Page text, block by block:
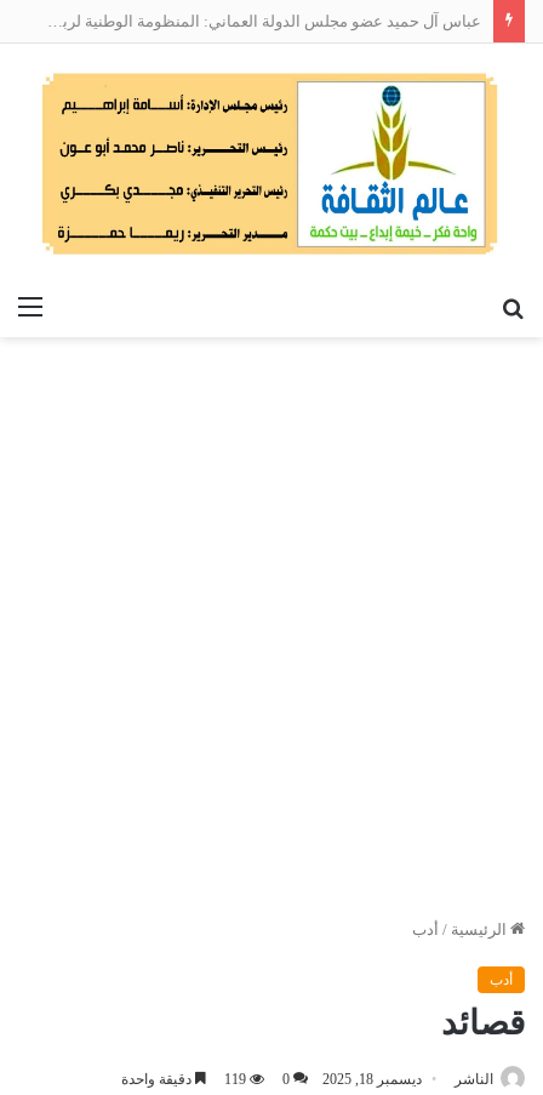
عباس آل حميد عضو مجلس الدولة العماني: المنظومة الوطنية لربط التوظيف بالمهارات تعالج البطالة من جذورها
الرئيسية / أدب
أدب
قصائد
الناشر ديسمبر 18, 2025 0
119 دقيقة واحدة